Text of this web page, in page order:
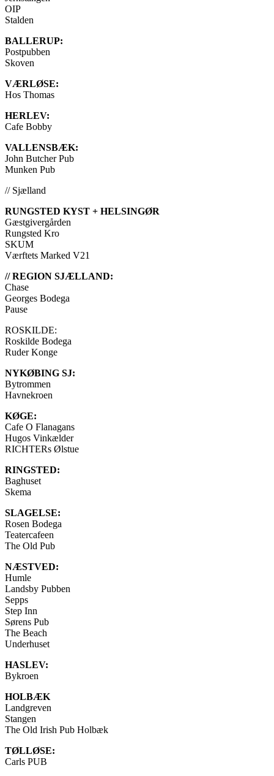
OIP
Stalden
BALLERUP:
Postpubben
Skoven
VÆRLØSE:
Hos Thomas
HERLEV:
Cafe Bobby
VALLENSBÆK:
John Butcher Pub
Munken Pub
// Sjælland
RUNGSTED KYST + HELSINGØR
Gæstgivergården
Rungsted Kro
SKUM
Værftets Marked V21
// REGION SJÆLLAND:
Chase
Georges Bodega
Pause
ROSKILDE:
Roskilde Bodega
Ruder Konge
NYKØBING SJ:
Bytrommen
Havnekroen
KØGE:
Cafe O Flanagans
Hugos Vinkælder
RICHTERs Ølstue
RINGSTED:
Baghuset
Skema
SLAGELSE:
Rosen Bodega
Teatercafeen
The Old Pub
NÆSTVED:
Humle
Landsby Pubben
Sepps
Step Inn
Sørens Pub
The Beach
Underhuset
HASLEV:
Bykroen
HOLBÆK
Landgreven
Stangen
The Old Irish Pub Holbæk
TØLLØSE:
Carls PUB